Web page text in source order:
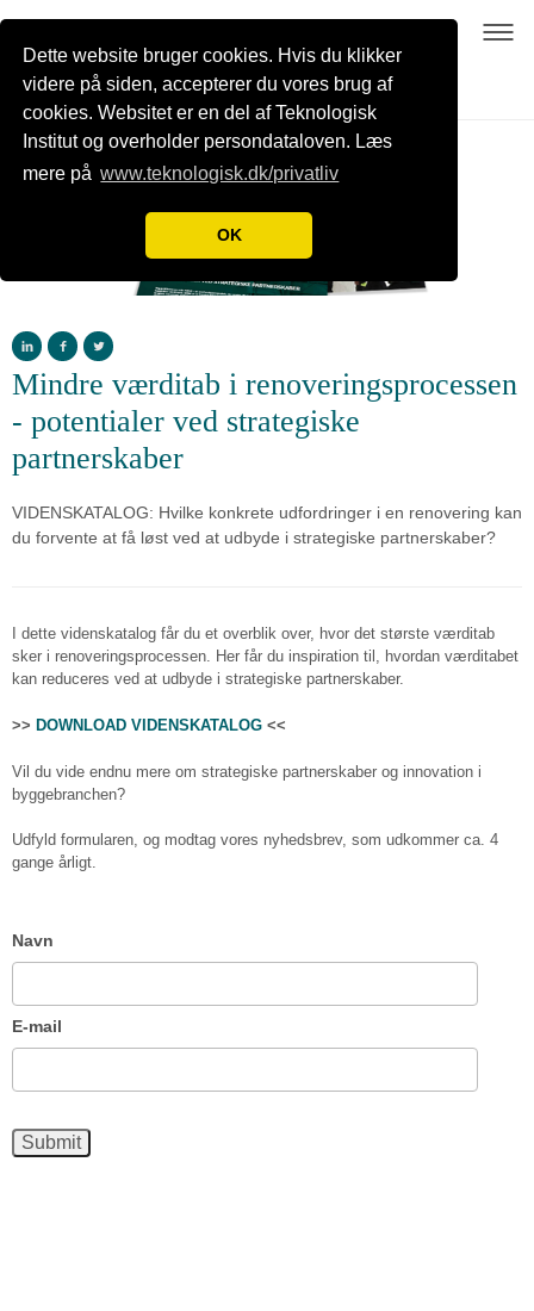
Dette website bruger cookies. Hvis du klikker
videre på siden, accepterer du vores brug af
cookies. Websitet er en del af Teknologisk
Institut og overholder persondataloven. Læs
mere på www.teknologisk.dk/privatliv
OK
Mindre værditab i renoveringsprocessen
- potentialer ved strategiske
partnerskaber
VIDENSKATALOG: Hvilke konkrete udfordringer i en renovering kan
du forvente at få løst ved at udbyde i strategiske partnerskaber?
I dette videnskatalog får du et overblik over, hvor det største værditab
sker i renoveringsprocessen. Her får du inspiration til, hvordan værditabet
kan reduceres ved at udbyde i strategiske partnerskaber.
>> DOWNLOAD VIDENSKATALOG <<
Vil du vide endnu mere om strategiske partnerskaber og innovation i
byggebranchen?
Udfyld formularen, og modtag vores nyhedsbrev, som udkommer ca. 4
gange årligt.
Navn
E-mail